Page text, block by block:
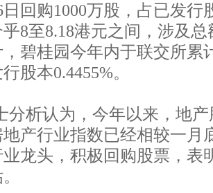
日回购1000万股，占已发行
8至8.18港元之间，涉及总
碧桂园今年内于联交所累
股本0.4455%。
分析认为，今年以来，地
产行业指数已经相较一月
龙头，积极回购股票，表